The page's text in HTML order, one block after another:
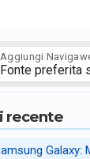
Aggiungi
Fonte preferita
recente
Galaxy: